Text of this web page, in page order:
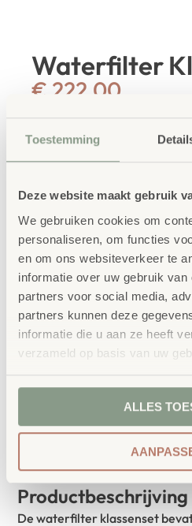
Toestemming
Deze website maakt gebruik
We gebruiken cookies om
personaliseren, om functies
en om ons websiteverkeer te
informatie over uw gebruik
partners voor social media,
partners kunnen deze
informatie die u aan ze heeft
verzameld op basis van uw
ALLES
Waterfilter
€ 222,00
Waterfilter set 10 stuks
4 zeefhouders, destillatie
opvangbak 12x5cm,
(absorptie)koolstof,
en zand, in opbergdoos
39x48x23cm.
IN
Productbeschrijving
De waterfilter klassenset